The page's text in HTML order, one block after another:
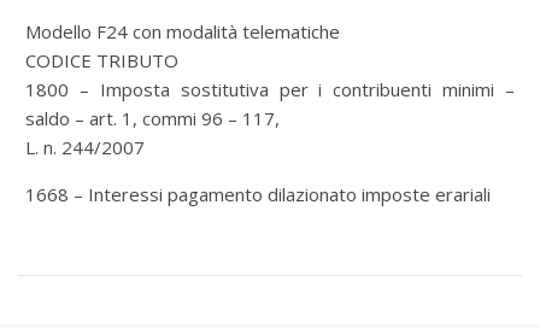
Modello F24 con modalità telematiche
CODICE TRIBUTO
1800 – Imposta sostitutiva per i contribuenti minimi –
saldo – art. 1, commi 96 – 117,
L. n. 244/2007
1668 – Interessi pagamento dilazionato imposte erariali